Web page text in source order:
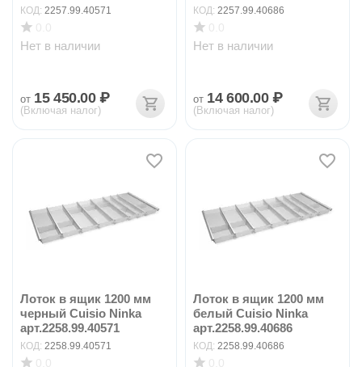
КОД: 2257.99.40571
Нет в наличии
от 15 450.00 ₽
(Включая налог)
КОД: 2257.99.40686
Нет в наличии
от 14 600.00 ₽
(Включая налог)
Лоток в ящик 1200 мм
черный Cuisio Ninka
арт.2258.99.40571
КОД: 2258.99.40571
Лоток в ящик 1200 мм
белый Cuisio Ninka
арт.2258.99.40686
КОД: 2258.99.40686